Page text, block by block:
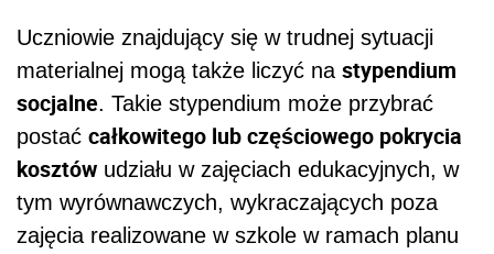
Uczniowie znajdujący się w trudnej sytuacji
materialnej mogą także liczyć na stypendium
socjalne. Takie stypendium może przybrać
postać całkowitego lub częściowego pokrycia
kosztów udziału w zajęciach edukacyjnych, w
tym wyrównawczych, wykraczających poza
zajęcia realizowane w szkole w ramach planu